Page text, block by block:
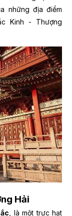
những địa điểm
Kinh - Thượng
Hải
, là một trực hạt